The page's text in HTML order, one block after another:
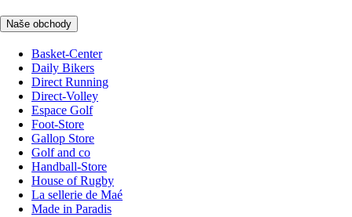
Naše obchody
Basket-Center
Daily Bikers
Direct Running
Direct-Volley
Espace Golf
Foot-Store
Gallop Store
Golf and co
Handball-Store
House of Rugby
La sellerie de Maé
Made in Paradis